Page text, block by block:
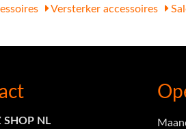
Versterker accessoires
SHOP NL